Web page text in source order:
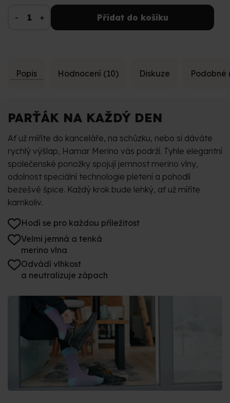
Přidat do košíku
Popis Podobné
Hodnocení (10) Diskuze
PARŤÁK NA KAŽDÝ DEN
Ať už míříte do kanceláře, na schůzku, nebo si dáváte
rychlý výšlap, Hamar Merino vás podrží. Tyhle elegantní
společenské ponožky spojují jemnost merino vlny,
odolnost speciální technologie pletení a pohodlí
bezešvé špice. Každý krok bude lehký, ať už míříte
kamkoliv.
Hodí se pro každou příležitost
Velmi jemná a tenká
merino vlna
Odvádí vlhkost
a neutralizuje zápach